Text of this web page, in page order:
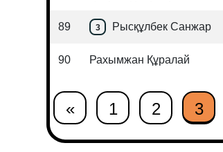
89 3 Рысқұлбек Санжар
90 Рахымжан Құралай
« 1 2 3